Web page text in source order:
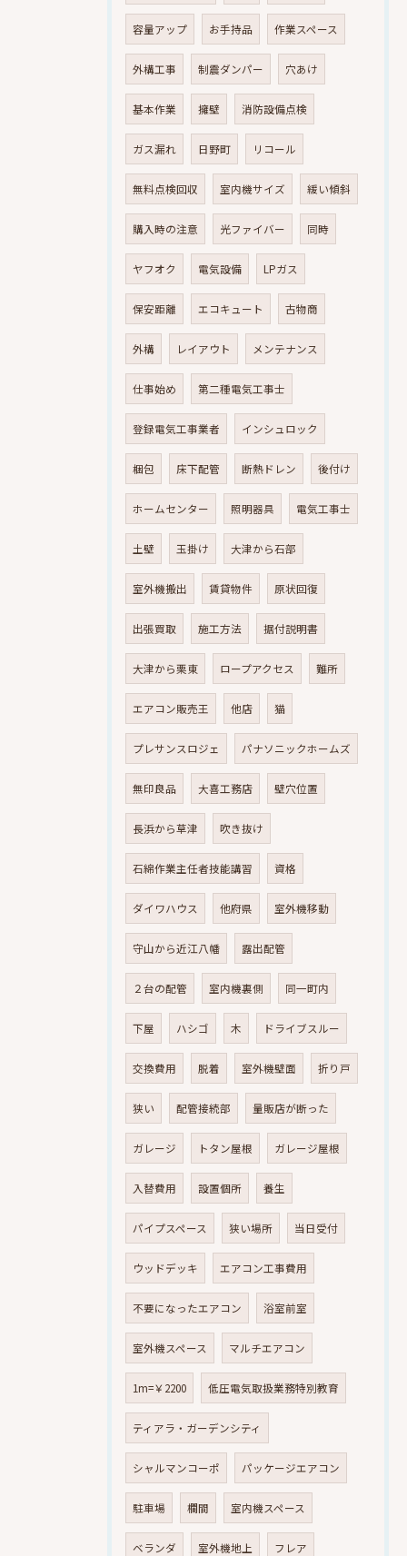
容量アップ お手持品 作業スペース
外構工事 制震ダンパー 穴あけ
基本作業 擁壁 消防設備点検
ガス漏れ 日野町 リコール
無料点検回収 室内機サイズ 緩い傾斜
購入時の注意 光ファイバー 同時
ヤフオク 電気設備 LPガス
保安距離 エコキュート 古物商
外構 レイアウト メンテナンス
仕事始め 第二種電気工事士
登録電気工事業者 インシュロック
梱包 床下配管 断熱ドレン 後付け
ホームセンター 照明器具 電気工事士
土壁 玉掛け 大津から石部
室外機搬出 賃貸物件 原状回復
出張買取 施工方法 据付説明書
大津から栗東 ロープアクセス 難所
エアコン販売王 他店 猫
プレサンスロジェ パナソニックホームズ
無印良品 大喜工務店 壁穴位置
長浜から草津 吹き抜け
石綿作業主任者技能講習 資格
ダイワハウス 他府県 室外機移動
守山から近江八幡 露出配管
２台の配管 室内機裏側 同一町内
下屋 ハシゴ 木 ドライブスルー
交換費用 脱着 室外機壁面 折り戸
狭い 配管接続部 量販店が断った
ガレージ トタン屋根 ガレージ屋根
入替費用 設置個所 養生
パイプスペース 狭い場所 当日受付
ウッドデッキ エアコン工事費用
不要になったエアコン 浴室前室
室外機スペース マルチエアコン
1m=￥2200 低圧電気取扱業務特別教育
ティアラ・ガーデンシティ
シャルマンコーポ パッケージエアコン
駐車場 欄間 室内機スペース
ベランダ 室外機地上 フレア